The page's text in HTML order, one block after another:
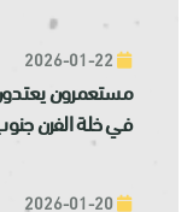
مستعمرون
في خلة الفرن